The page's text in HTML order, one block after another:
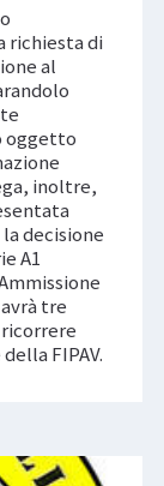
richiesta di
al
oggetto
inoltre,
decisione
A1
tre
FIPAV.